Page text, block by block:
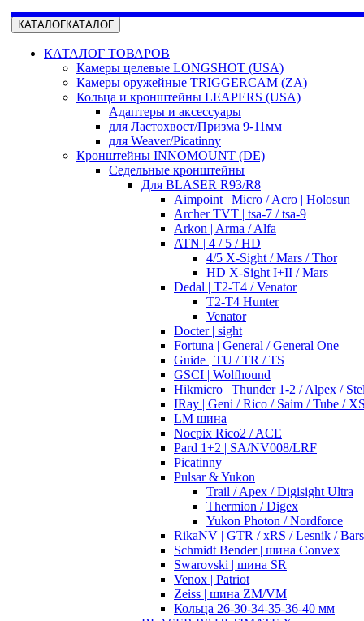
КАТАЛОГКАТАЛОГ
КАТАЛОГ ТОВАРОВ
Камеры целевые LONGSHOT (USA)
Камеры оружейные TRIGGERCAM (ZA)
Кольца и кронштейны LEAPERS (USA)
Адаптеры и аксессуары
для Ластохвост/Призма 9-11мм
для Weaver/Picatinny
Кронштейны INNOMOUNT (DE)
Седельные кронштейны
Для BLASER R93/R8
Aimpoint | Micro / Acro | Holosun
Archer TVT | tsa-7 / tsa-9
Arkon | Arma / Alfa
ATN | 4 / 5 / HD
4/5 X-Sight / Mars / Thor
HD X-Sight I+II / Mars
Dedal | T2-T4 / Venator
T2-T4 Hunter
Venator
Docter | sight
Fortuna | General / General One
Guide | TU / TR / TS
GSCI | Wolfhound
Hikmicro | Thunder 1-2 / Alpex /
IRay | Geni / Rico / Saim / Tube /
LM шина
Nocpix Rico2 / ACE
Pard 1+2 | SA/NV008/LRF
Picatinny
Pulsar & Yukon
Trail / Apex / Digisight Ultra
Thermion / Digex
Yukon Photon / Nordforce
RikaNV | GTR / xRS / Lesnik /
Schmidt Bender | шина Convex
Swarovski | шина SR
Venox | Patriot
Zeiss | шина ZM/VM
Кольца 26-30-34-35-36-40 мм